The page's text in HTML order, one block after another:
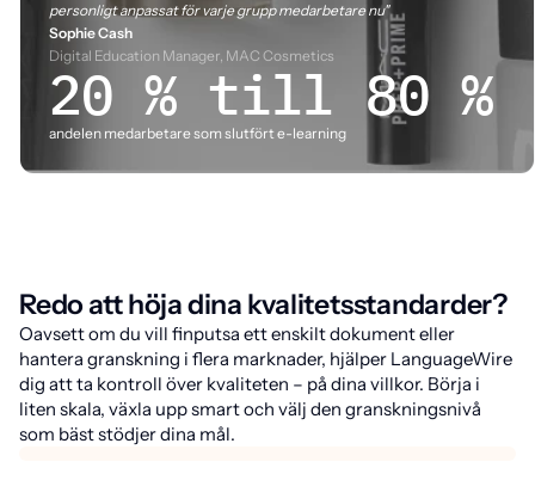
personligt anpassat för varje grupp medarbetare nu"
Sophie Cash
Digital Education Manager, MAC Cosmetics
20 % till 80 %
andelen medarbetare som slutfört e-learning
Redo att höja dina kvalitetsstandarder?
Oavsett om du vill finputsa ett enskilt dokument eller
hantera granskning i flera marknader, hjälper LanguageWire
dig att ta kontroll över kvaliteten – på dina villkor. Börja i
liten skala, växla upp smart och välj den granskningsnivå
som bäst stödjer dina mål.